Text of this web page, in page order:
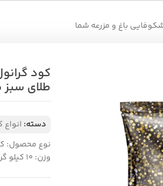
طلای سبز
دسته:
نوع محصول:
وزن: ۱۰ کیلو گرم